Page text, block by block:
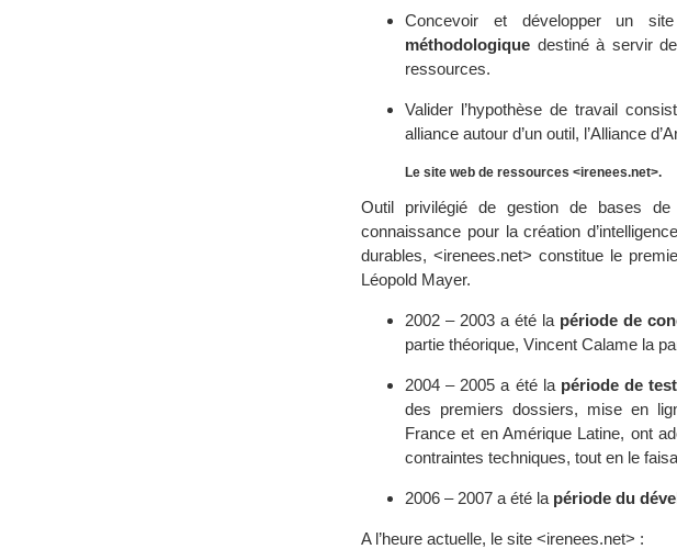
Concevoir et développer un
méthodologique destiné à servir
ressources.
Valider l’hypothèse de travail
alliance autour d’un outil, l’Alliance
Le site web de ressources <irenees.net>.
Outil privilégié de gestion de bases
connaissance pour la création
durables, <irenees.net> constitue le
Léopold Mayer.
2002 – 2003 a été la période de
partie théorique, Vincent Calame la
2004 – 2005 a été la période de test
des premiers dossiers, mise en
France et en Amérique Latine, ont
contraintes techniques, tout en le
2006 – 2007 a été la période du
A l’heure actuelle, le site <irenees.net> :